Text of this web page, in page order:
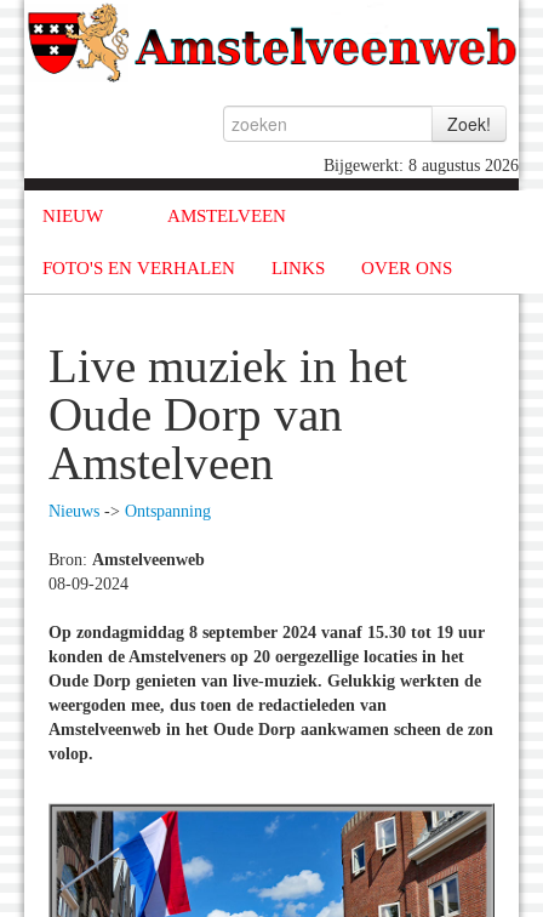
Bijgewerkt: 8 augustus 2026
NIEUW AMSTELVEEN
FOTO'S EN VERHALEN LINKS OVER ONS
Live muziek in het
Oude Dorp van
Amstelveen
Nieuws -> Ontspanning
Bron: Amstelveenweb
08-09-2024
Op zondagmiddag 8 september 2024 vanaf 15.30 tot 19 uur
konden de Amstelveners op 20 oergezellige locaties in het
Oude Dorp genieten van live-muziek. Gelukkig werkten de
weergoden mee, dus toen de redactieleden van
Amstelveenweb in het Oude Dorp aankwamen scheen de zon
volop.